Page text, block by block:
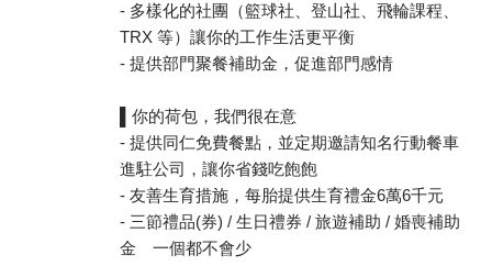
- 多樣化的社團（籃球社、登山社、飛輪課程、
TRX 等）讓你的工作生活更平衡
- 提供部門聚餐補助金，促進部門感情
▌你的荷包，我們很在意
- 提供同仁免費餐點，並定期邀請知名行動餐車
進駐公司，讓你省錢吃飽飽
- 友善生育措施，每胎提供生育禮金6萬6千元
- 三節禮品(券) / 生日禮券 / 旅遊補助 / 婚喪補助
金 一個都不會少